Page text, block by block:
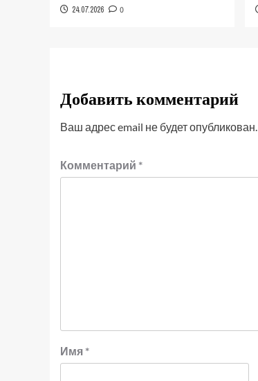
24.07.2026 0
Добавить комментарий
Ваш адрес email не будет опубликован.
Комментарий *
Имя *